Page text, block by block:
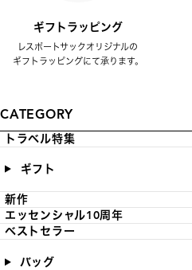
ギフトラッピング
レスポートサックオリジナルの
ギフトラッピングにて承ります。
CATEGORY
トラベル特集
ギフト
新作
エッセンシャル10周年
ベストセラー
バッグ